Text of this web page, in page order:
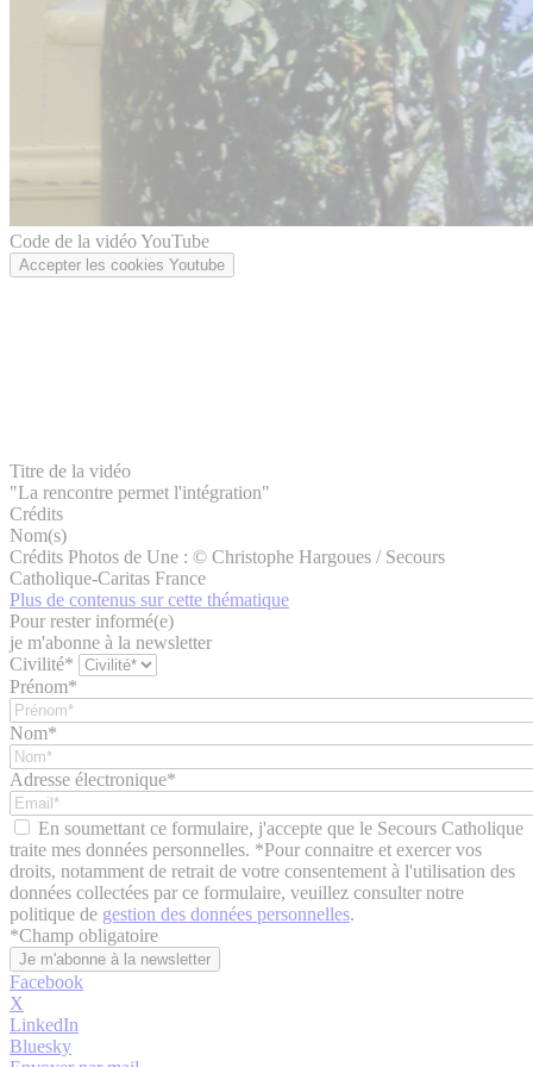
Code de la vidéo YouTube
Accepter les cookies Youtube
Titre de la vidéo
"La rencontre permet l'intégration"
Crédits
Nom(s)
Crédits Photos de Une : © Christophe Hargoues / Secours
Catholique-Caritas France
Plus de contenus sur cette thématique
Pour rester informé(e)
je m'abonne à la newsletter
Civilité*
Prénom*
Nom*
Adresse électronique*
En soumettant ce formulaire, j'accepte que le Secours Catholique
traite mes données personnelles. *Pour connaitre et exercer vos
droits, notamment de retrait de votre consentement à l'utilisation des
données collectées par ce formulaire, veuillez consulter notre
politique de gestion des données personnelles.
*Champ obligatoire
Facebook
X
LinkedIn
Bluesky